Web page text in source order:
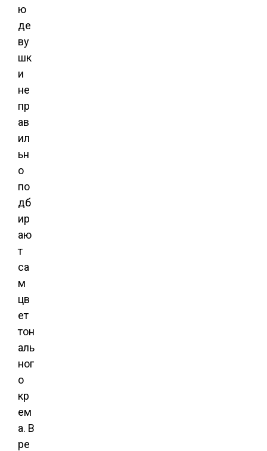
ю
де
ву
шк
и
не
пр
ав
ил
ьн
о
по
дб
ир
аю
т
са
м
цв
ет
тон
аль
ног
о
кр
ем
а. В
ре